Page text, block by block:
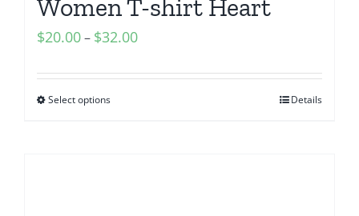
Women T-shirt Heart
$20.00– $32.00
Select options Details